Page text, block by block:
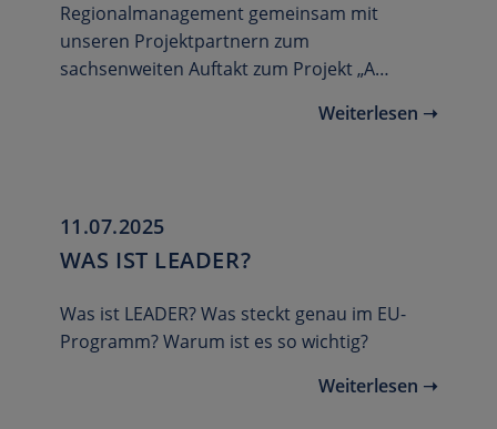
Regionalmanagement gemeinsam mit
unseren Projektpartnern zum
sachsenweiten Auftakt zum Projekt „A…
Weiterlesen ➝
11.07.2025
WAS IST LEADER?
Was ist LEADER? Was steckt genau im EU-
Programm? Warum ist es so wichtig?
Weiterlesen ➝